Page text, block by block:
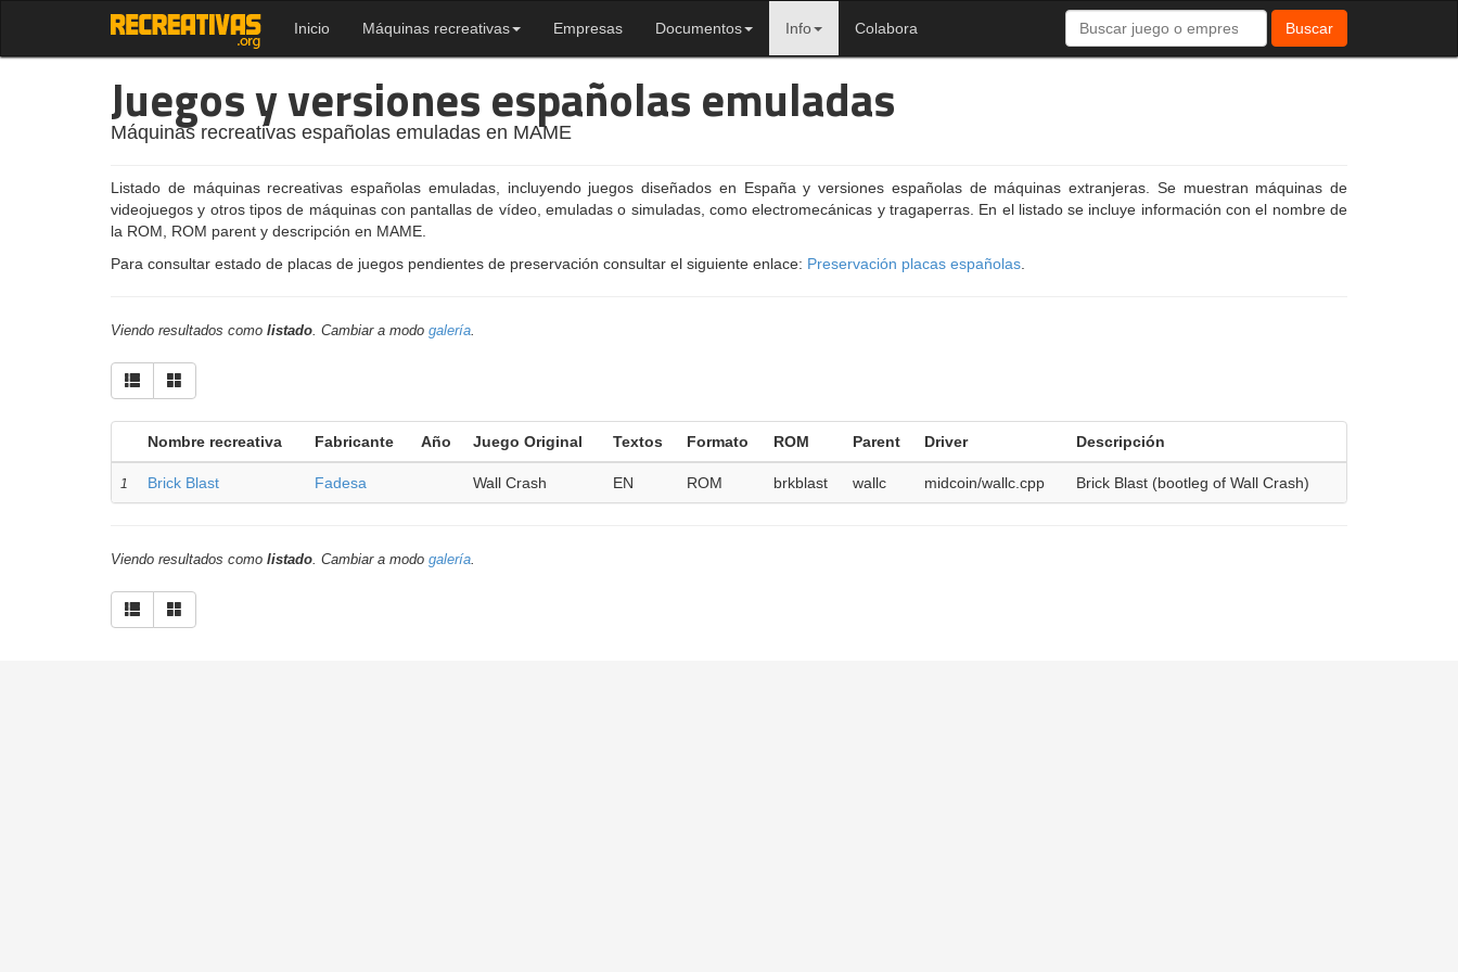
Inicio Máquinas recreativas Empresas Documentos Info Colabora Buscar
Juegos y versiones españolas emuladas
Máquinas recreativas españolas emuladas en MAME
Listado de máquinas recreativas españolas emuladas, incluyendo juegos diseñados en España y versiones españolas de máquinas extranjeras. Se muestran máquinas de
videojuegos y otros tipos de máquinas con pantallas de vídeo, emuladas o simuladas, como electromecánicas y tragaperras. En el listado se incluye información con el nombre de
la ROM, ROM parent y descripción en MAME.
Para consultar estado de placas de juegos pendientes de preservación consultar el siguiente enlace: Preservación placas españolas
Viendo resultados como listado. Cambiar a modo galería.
Nombre recreativa Fabricante Año Juego Original Textos Formato ROM Parent Driver Descripción
1 Brick Blast Fadesa Wall Crash EN ROM brkblast wallc midcoin/wallc.cpp Brick Blast (bootleg of Wall Crash)
Viendo resultados como listado. Cambiar a modo galería.